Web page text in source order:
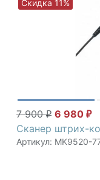
7 900₽ 6 980 ₽
Сканер штрих-
Артикул: MK9520-
Скидка 11%